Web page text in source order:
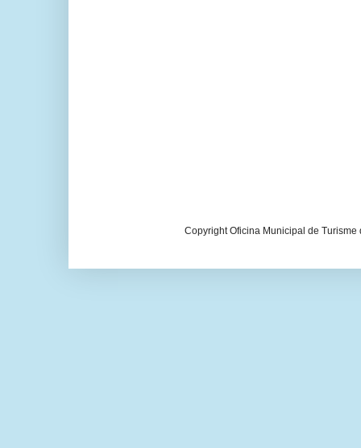
Copyright Oficina Municipal de